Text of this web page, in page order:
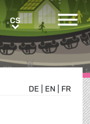
CSCS
DE EN FR